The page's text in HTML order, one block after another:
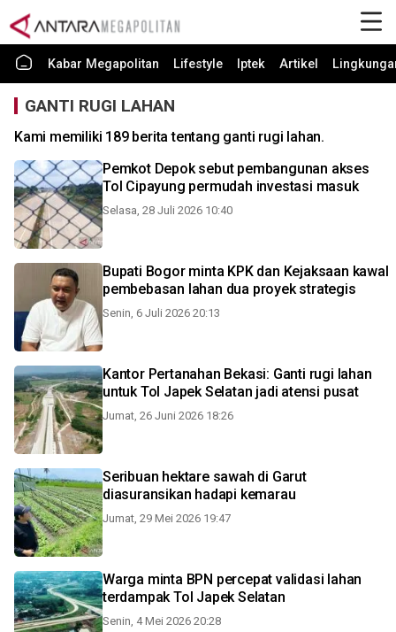
Kabar Megapolitan Lifestyle Iptek Artikel
GANTI RUGI LAHAN
Kami memiliki 189 berita tentang ganti rugi lahan.
Pemkot Depok sebut pembangunan akses
Tol Cipayung permudah investasi masuk
Selasa, 28 Juli 2026 10:40
Bupati Bogor minta KPK dan Kejaksaan kawal
pembebasan lahan dua proyek strategis
Senin, 6 Juli 2026 20:13
Kantor Pertanahan Bekasi: Ganti rugi lahan
untuk Tol Japek Selatan jadi atensi pusat
Jumat, 26 Juni 2026 18:26
Seribuan hektare sawah di Garut
diasuransikan hadapi kemarau
Jumat, 29 Mei 2026 19:47
Warga minta BPN percepat validasi lahan
terdampak Tol Japek Selatan
Senin, 4 Mei 2026 20:28